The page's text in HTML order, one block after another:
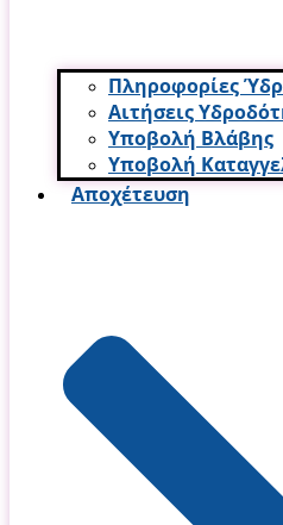
Πληροφορίες
Αιτήσεις
Υποβολή Βλάβης
Υποβολή
Αποχέτευση